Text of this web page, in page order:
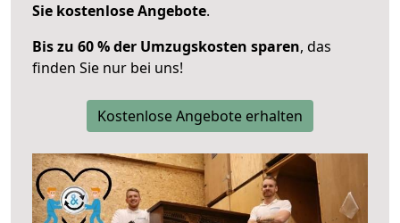
Sie kostenlose Angebote.
Bis zu 60 % der Umzugskosten sparen, das
finden Sie nur bei uns!
Kostenlose Angebote erhalten